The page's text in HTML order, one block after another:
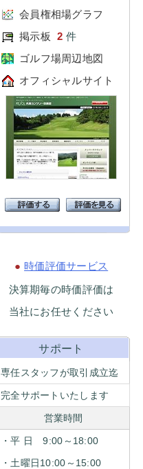
会員権相場グラフ
掲示板
2 件
ゴルフ場周辺地図
オフィシャルサイト
● 時価評価サービス
決算期毎の時価評価は
当社にお任せください
サポート
専任スタッフが取引成立迄
完全サポートいたします
営業時間
・平 日 9:00～18:00
・土曜日10:00～15:00